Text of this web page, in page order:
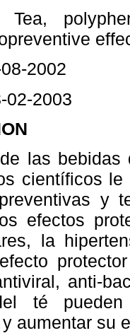
Tea,
2002
02-2003
las bebidas
científicos
y
efectos
la
anti-
té
aumentar su